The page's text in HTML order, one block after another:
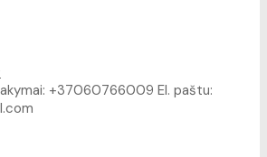
+37060766009 El. paštu: